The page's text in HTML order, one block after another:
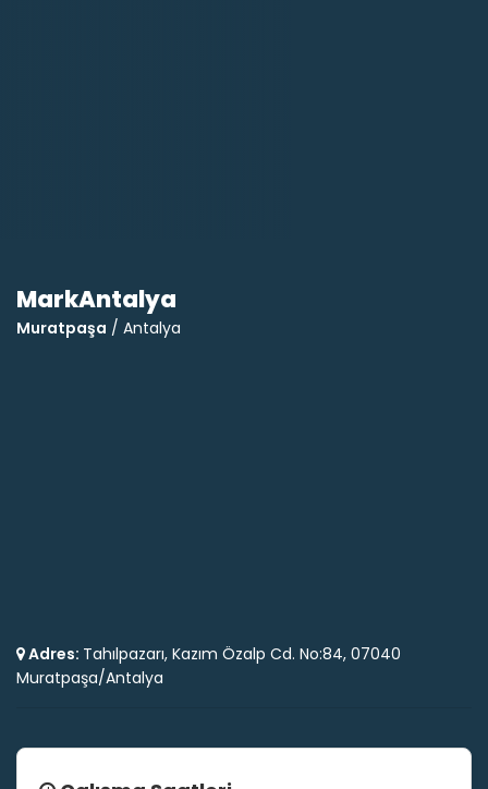
MarkAntalya
Muratpaşa / Antalya
Adres: Tahılpazarı, Kazım Özalp Cd. No:84, 07040
Muratpaşa/Antalya